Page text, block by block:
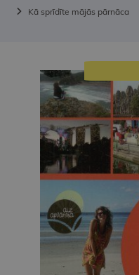
Kā sprīdīte mājās pārnāca